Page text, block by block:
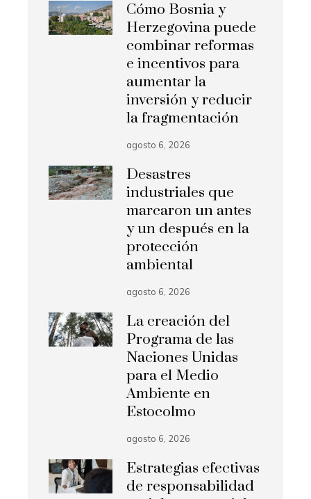
Cómo Bosnia y
Herzegovina puede
combinar reformas
e incentivos para
aumentar la
inversión y reducir
la fragmentación
agosto 6, 2026
Desastres
industriales que
marcaron un antes
y un después en la
protección
ambiental
agosto 6, 2026
La creación del
Programa de las
Naciones Unidas
para el Medio
Ambiente en
Estocolmo
agosto 6, 2026
Estrategias efectivas
de responsabilidad